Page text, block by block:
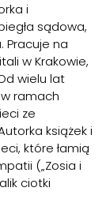
i
sądowa,
Pracuje na
w Krakowie,
wielu lat
w ramach
ze
książek i
które łamią
(„Zosia i
ciotki